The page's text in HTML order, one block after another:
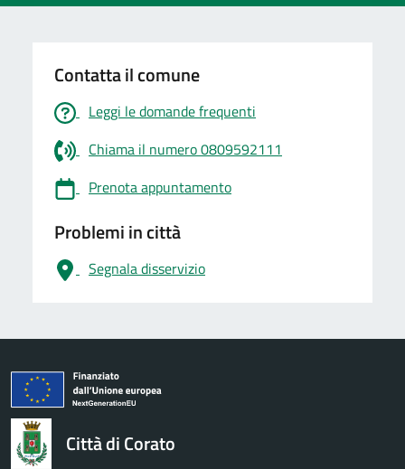
Contatta il comune
Leggi le domande frequenti
Chiama il numero 0809592111
Prenota appuntamento
Problemi in città
Segnala disservizio
logo Unione Europea
Città di Corato